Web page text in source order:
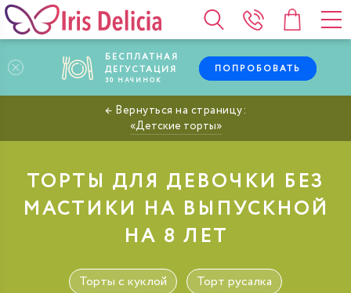
БЕСПЛАТНАЯ
ДЕГУСТАЦИЯ
30 НАЧИНОК
ПОПРОБОВАТЬ
Детские торты
ТОРТЫ ДЛЯ ДЕВОЧКИ БЕЗ
МАСТИКИ НА ВЫПУСКНОЙ
НА 8 ЛЕТ
Торты с куклой Торт русалка